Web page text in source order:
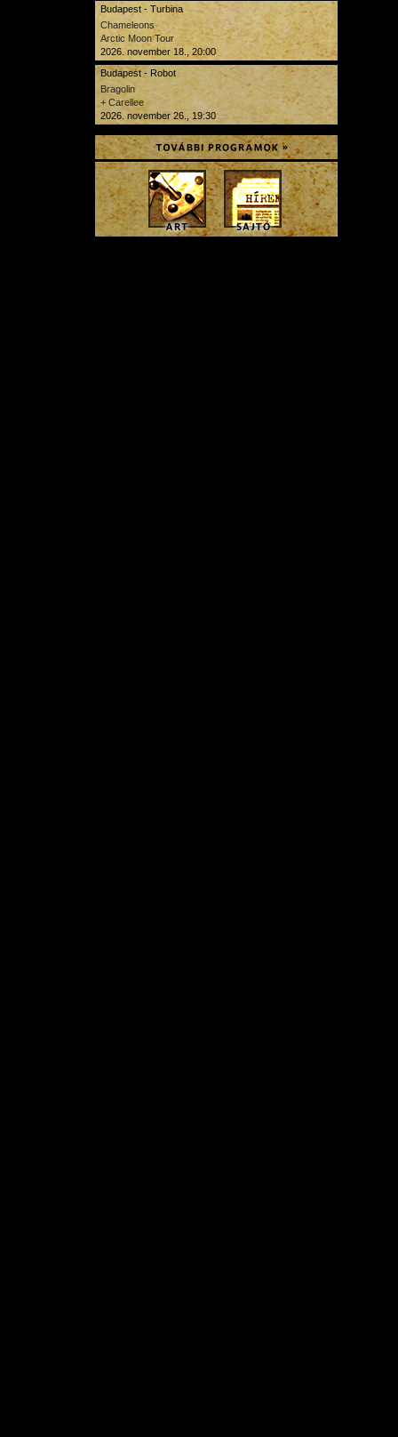
Budapest - Turbina
Chameleons
Arctic Moon Tour
2026. november 18., 20:00
Budapest - Robot
Bragolin
+ Carellee
2026. november 26., 19:30